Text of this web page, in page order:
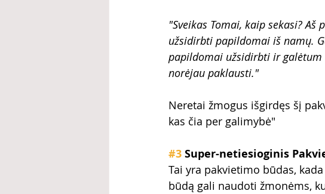
"Sveikas Tomai, kaip sekasi?
užsidirbti papildomai iš namų.
papildomai užsidirbti ir galėtum
norėjau paklausti."
Neretai žmogus išgirdęs šį
kas čia per galimybė"
#3 Super-netiesioginis
Tai yra pakvietimo būdas,
būdą gali naudoti žmonėms,